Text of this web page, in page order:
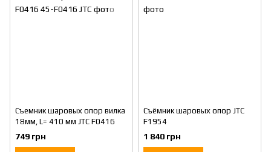
Съемник шаровых опор вилка
18мм, L= 410 мм JTC F0416
749 грн
Съёмник шаровых опор JTC
F1954
1 840 грн